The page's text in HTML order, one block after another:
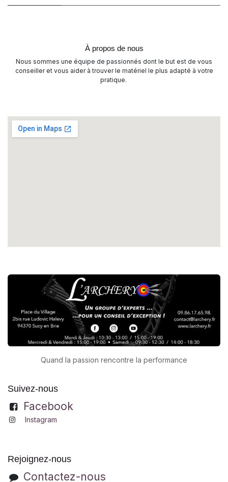
À propos de nous
Nous sommes une équipe de passionnés dont le but est de vous
conseiller et vous aider à trouver le matériel le plus adapté à votre
pratique.
Quand la passion rencontre la performance
Suivez-nous
Facebook
Instagram
Rejoignez-nous
Contactez-nous